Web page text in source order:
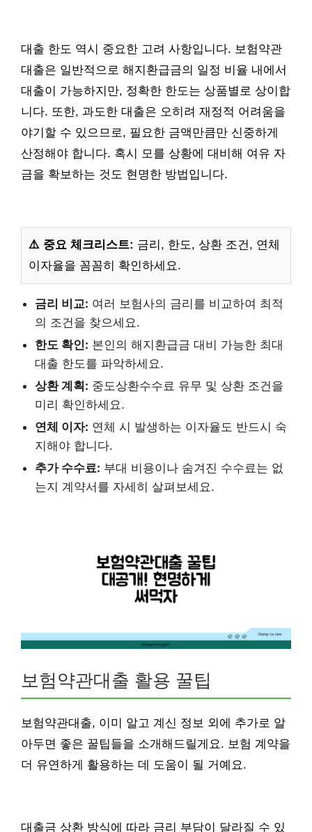
대출 한도 역시 중요한 고려 사항입니다. 보험약관
대출은 일반적으로 해지환급금의 일정 비율 내에서
대출이 가능하지만, 정확한 한도는 상품별로 상이합
니다. 또한, 과도한 대출은 오히려 재정적 어려움을
야기할 수 있으므로, 필요한 금액만큼만 신중하게
산정해야 합니다. 혹시 모를 상황에 대비해 여유 자
금을 확보하는 것도 현명한 방법입니다.
⚠️ 중요 체크리스트: 금리, 한도, 상환 조건, 연체
이자율을 꼼꼼히 확인하세요.
금리 비교: 여러 보험사의 금리를 비교하여 최적
의 조건을 찾으세요.
한도 확인: 본인의 해지환급금 대비 가능한 최대
대출 한도를 파악하세요.
상환 계획: 중도상환수수료 유무 및 상환 조건을
미리 확인하세요.
연체 이자: 연체 시 발생하는 이자율도 반드시 숙
지해야 합니다.
추가 수수료: 부대 비용이나 숨겨진 수수료는 없
는지 계약서를 자세히 살펴보세요.
보험약관대출 활용 꿀팁
보험약관대출, 이미 알고 계신 정보 외에 추가로 알
아두면 좋은 꿀팁들을 소개해드릴게요. 보험 계약을
더 유연하게 활용하는 데 도움이 될 거예요.
대출금 상환 방식에 따라 금리 부담이 달라질 수 있